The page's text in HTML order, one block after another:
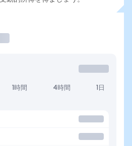
1時間 4時間 1日